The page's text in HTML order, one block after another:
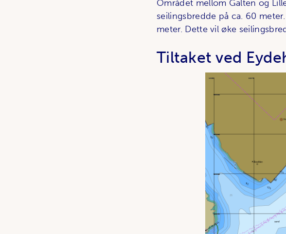
Området mellom Galten og
seilingsbredde på ca. 60
meter. Dette vil øke
Tiltaket ved